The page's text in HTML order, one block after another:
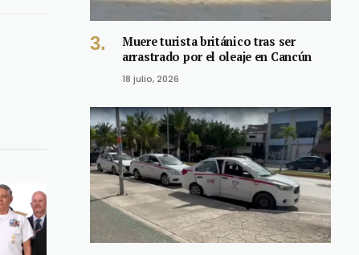
Muere turista británico tras ser
arrastrado por el oleaje en Cancún
18 julio, 2026